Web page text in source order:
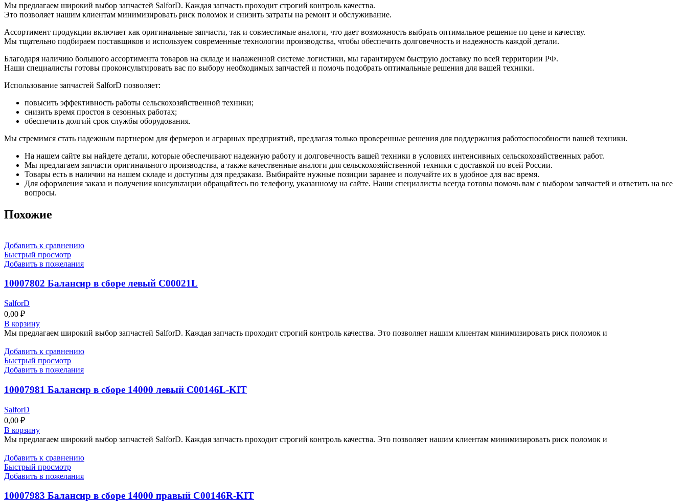
Мы предлагаем широкий выбор запчастей SalforD. Каждая запчасть проходит строгий контроль качества.
Это позволяет нашим клиентам минимизировать риск поломок и снизить затраты на ремонт и обслуживание.
Ассортимент продукции включает как оригинальные запчасти, так и совместимые аналоги, что дает возможность выбрать оптимальное решение по цене и качеству.
Мы тщательно подбираем поставщиков и используем современные технологии производства, чтобы обеспечить долговечность и надежность каждой детали.
Благодаря наличию большого ассортимента товаров на складе и налаженной системе логистики, мы гарантируем быструю доставку по всей территории РФ.
Наши специалисты готовы проконсультировать вас по выбору необходимых запчастей и помочь подобрать оптимальные решения для вашей техники.
Использование запчастей SalforD позволяет:
повысить эффективность работы сельскохозяйственной техники;
снизить время простоя в сезонных работах;
обеспечить долгий срок службы оборудования.
Мы стремимся стать надежным партнером для фермеров и аграрных предприятий, предлагая только проверенные решения для поддержания работоспособности вашей техники.
На нашем сайте вы найдете детали, которые обеспечивают надежную работу и долговечность вашей техники в условиях интенсивных сельскохозяйственных работ.
Мы предлагаем запчасти оригинального производства, а также качественные аналоги для сельскохозяйственной техники с доставкой по всей России.
Товары есть в наличии на нашем складе и доступны для предзаказа. Выбирайте нужные позиции заранее и получайте их в удобное для вас время.
Для оформления заказа и получения консультации обращайтесь по телефону, указанному на сайте. Наши специалисты всегда готовы помочь вам с выбором запчастей и ответить на все
вопросы.
Похожие
Добавить к сравнению
Быстрый просмотр
Добавить в пожелания
10007802 Балансир в сборе левый C00021L
SalforD
0,00 ₽
В корзину
Мы предлагаем широкий выбор запчастей SalforD. Каждая запчасть проходит строгий контроль качества. Это позволяет нашим клиентам минимизировать риск поломок и
Добавить к сравнению
Быстрый просмотр
Добавить в пожелания
10007981 Балансир в сборе 14000 левый C00146L-KIT
SalforD
0,00 ₽
В корзину
Мы предлагаем широкий выбор запчастей SalforD. Каждая запчасть проходит строгий контроль качества. Это позволяет нашим клиентам минимизировать риск поломок и
Добавить к сравнению
Быстрый просмотр
Добавить в пожелания
10007983 Балансир в сборе 14000 правый C00146R-KIT